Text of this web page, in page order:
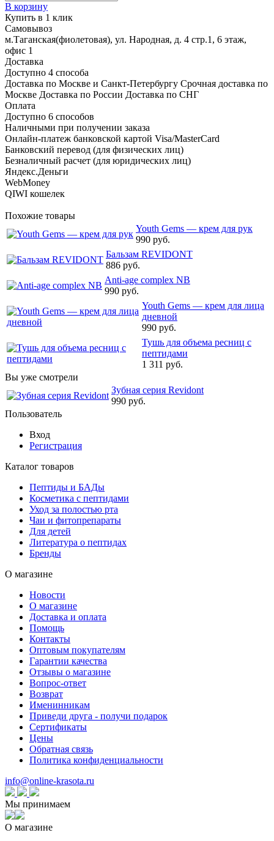
В корзину
Купить в 1 клик
Самовывоз
м.Таганская(фиолетовая), ул. Народная, д. 4 стр.1, 6 этаж,
офис 1
Доставка
Доступно 4 способа
Доставка по Москве и Санкт-Петербургу Срочная доставка по
Москве Доставка по России Доставка по СНГ
Оплата
Доступно 6 способов
Наличными при получении заказа
Онлайн-платеж банковской картой Visa/MasterCard
Банковский перевод (для физических лиц)
Безналичный расчет (для юридических лиц)
Яндекс.Деньги
WebMoney
QIWI кошелек
Похожие товары
Youth Gems — крем для рук
990 руб.
Бальзам REVIDONT
886 руб.
Anti-age complex NB
990 руб.
Youth Gems — крем для лица
дневной
990 руб.
Тушь для объема ресниц с
пептидами
1 311 руб.
Вы уже смотрели
Зубная серия Revidont
990 руб.
Пользователь
Вход
Регистрация
Каталог товаров
Пептиды и БАДы
Косметика с пептидами
Уход за полостью рта
Чаи и фитопрепараты
Для детей
Литература о пептидах
Бренды
О магазине
Новости
О магазине
Доставка и оплата
Помощь
Контакты
Оптовым покупателям
Гарантии качества
Отзывы о магазине
Вопрос-ответ
Возврат
Именинникам
Приведи друга - получи подарок
Сертификаты
Цены
Обратная связь
Политика конфиденциальности
info@online-krasota.ru
Мы принимаем
О магазине